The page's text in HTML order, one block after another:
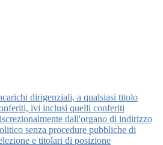
dirigenziali, a qualsiasi titolo
ivi inclusi quelli conferiti
dall'organo di indirizzo
senza procedure pubbliche di
e titolari di posizione